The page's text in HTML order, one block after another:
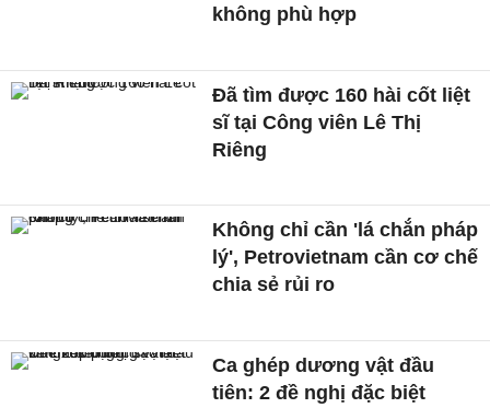
không phù hợp
Đã tìm được 160 hài cốt liệt
sĩ tại Công viên Lê Thị
Riêng
Không chỉ cần 'lá chắn pháp
lý', Petrovietnam cần cơ chế
chia sẻ rủi ro
Ca ghép dương vật đầu
tiên: 2 đề nghị đặc biệt